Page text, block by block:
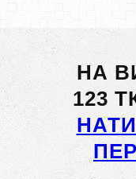
НА
123